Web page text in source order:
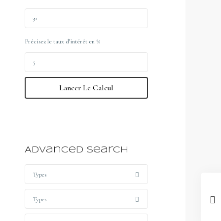
Précisez le taux d’intérêt en %
Lancer Le Calcul
Advanced Search
Types
Types